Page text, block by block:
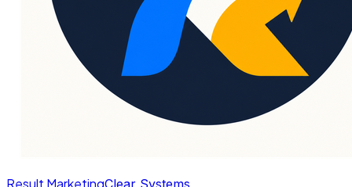
Result MarketingClear Systems